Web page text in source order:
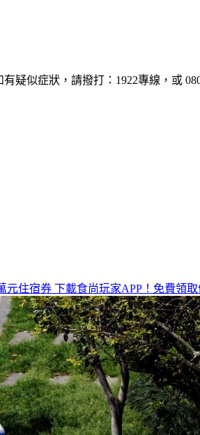
有疑似症狀，請撥打：1922專線，或
元住宿券 下載食尚玩家APP！免費領